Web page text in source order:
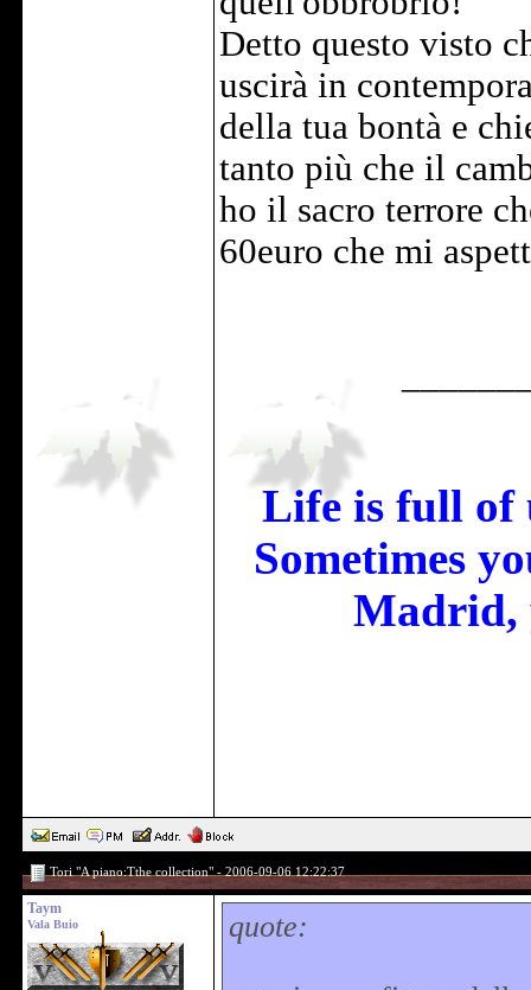
Detto questo visto
uscirà in
della tua bontà e
tanto più che il
ho il sacro terrore
60euro che mi
Life is full of
Sometimes
Madrid,
Tori "A piano:Tthe collection" - 2006-09-06 12:22:37
Taym
Vala Buio quote: